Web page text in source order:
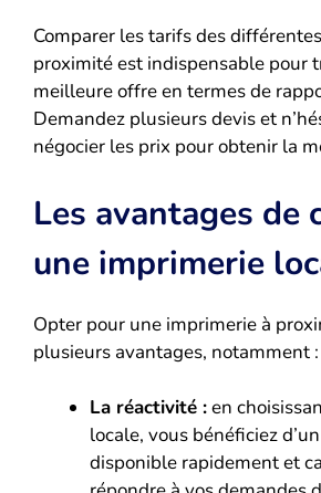
Comparer les tarifs des
proximité est indispensable pour
meilleure offre en termes de
Demandez plusieurs devis et
négocier les prix pour obtenir la
Les avantages de
une imprimerie
Opter pour une imprimerie à
plusieurs avantages, notamment :
La réactivité :en
locale, vous bénéficiez
disponible rapidement et